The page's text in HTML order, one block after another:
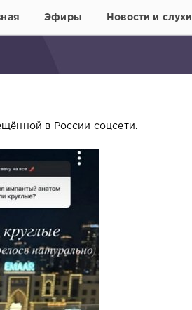
Эфиры Новости и слухи
в России соцсети.